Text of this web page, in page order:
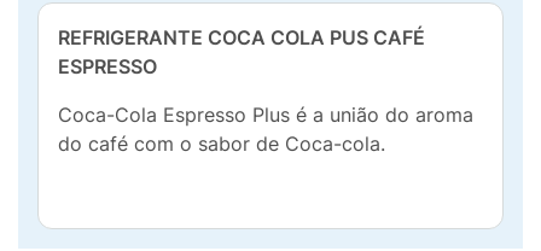
REFRIGERANTE COCA COLA PUS CAFÉ
ESPRESSO
Coca-Cola Espresso Plus é a união do aroma
do café com o sabor de Coca-cola.